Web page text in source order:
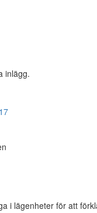
inlägg.
i lägenheter för att